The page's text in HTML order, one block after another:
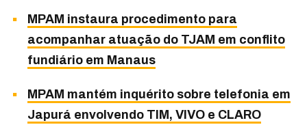
MPAM instaura procedimento para
acompanhar atuação do TJAM em conflito
fundiário em Manaus
MPAM mantém inquérito sobre telefonia em
Japurá envolvendo TIM, VIVO e CLARO